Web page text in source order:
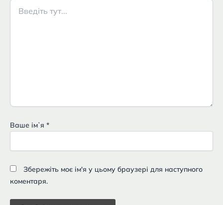
Введіть
тут...
Ваше імʼя *
Збережіть моє ім'я у цьому браузері для наступного
коментаря.